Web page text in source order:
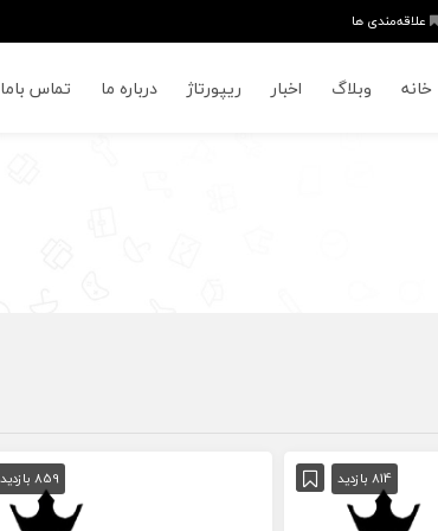
علاقه‌مندی ها
خانه وبلاگ اخبار ریپورتاژ درباره ما تماس باما
814 بازدید 859 بازدید